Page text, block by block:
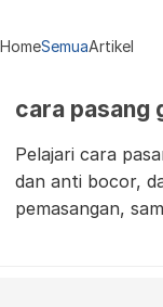
HomeSemuaArtikel
cara pasang
Pelajari cara
dan anti bocor,
pemasangan,